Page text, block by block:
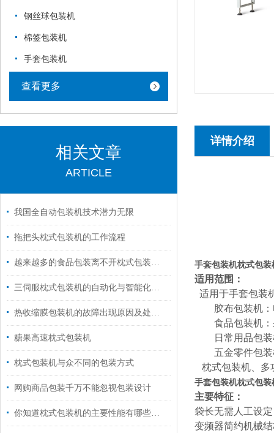
钢丝球包装机
棉签包装机
手套包装机
查看更多
相关文章
ARTICLE
我国全自动包装机技术潜力无限
拖把头枕式包装机的工作流程
越来越多的食品包装离不开枕式包装机械的快速发展
三伺服枕式包装机的自动化与智能化升级路径
热收缩膜包装机的故障出现原因及处理措施
糖果高速枕式包装机
枕式包装机与众不同的包装方式
网购商品包装千万不能忽视包装设计
你知道枕式包装机的主要性能有哪些吗？
详情介绍
手套包装机枕式包
适用范围：
适用于手套包装
胶布包装机：
食品包装机：
日常用品包装
五金零件包
枕式包装机、多
手套包装机枕式包
主要特征：
袋长无需人工设
变频器简约机械